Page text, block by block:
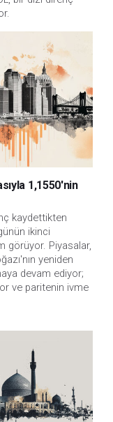
1,1550'nin
kaydettikten
ikinci
görüyor. Piyasalar,
yeniden
devam ediyor;
ve paritenin ivme